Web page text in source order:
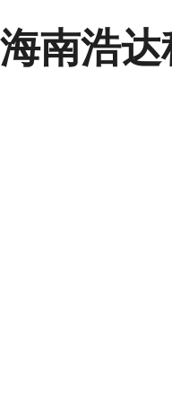
海南浩